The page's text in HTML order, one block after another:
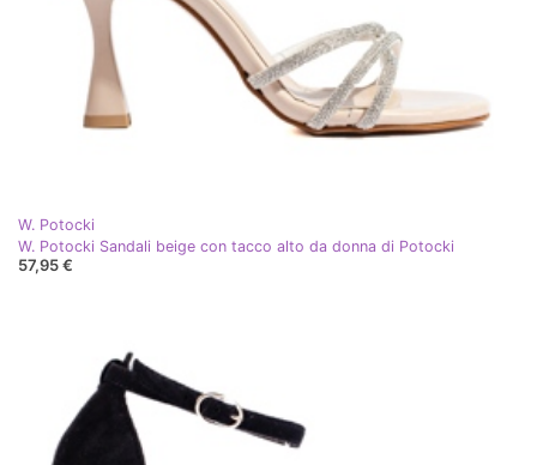
W. Potocki
W. Potocki Sandali beige con tacco alto da donna di Potocki
57,95 €